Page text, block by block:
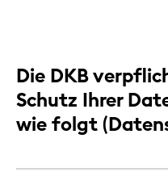
Die DKB
Schutz Ihrer
wie folgt